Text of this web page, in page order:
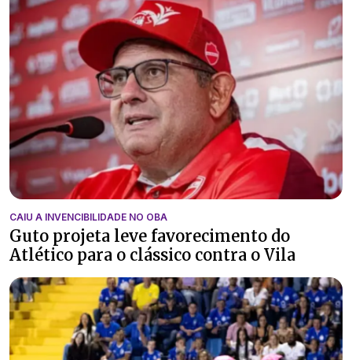
CAIU A INVENCIBILIDADE NO OBA
Guto projeta leve favorecimento do
Atlético para o clássico contra o Vila